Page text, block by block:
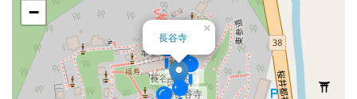
長谷寺
長谷寺
長谷寺
長谷寺
長谷寺
長谷寺
×
−